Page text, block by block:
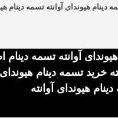
دینام هیوندای آوانته تسمه دینام
آوانته تسمه دینام
خرید تسمه دینام
هیوندای آوانته